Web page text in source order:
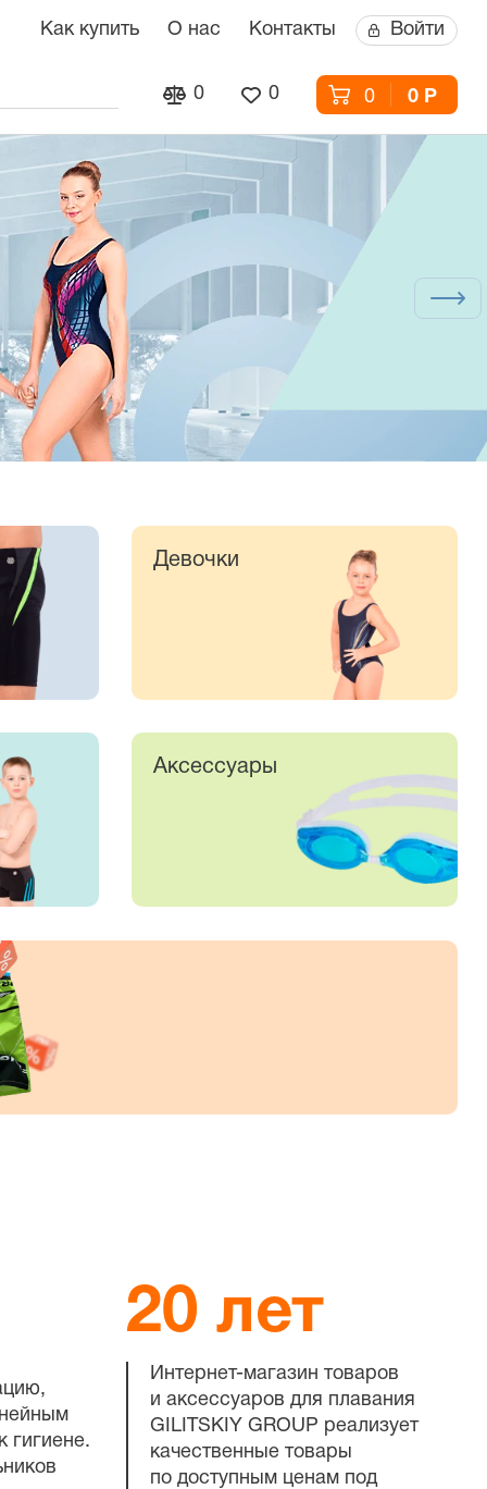
Как купить О нас Контакты Войти
0 0 0 0 Р
Девочки
Аксессуары
гигиене.
20 лет
Интернет-магазин товаров
и аксессуаров для плавания
GILITSKIY GROUP реализует
качественные товары
по доступным ценам под